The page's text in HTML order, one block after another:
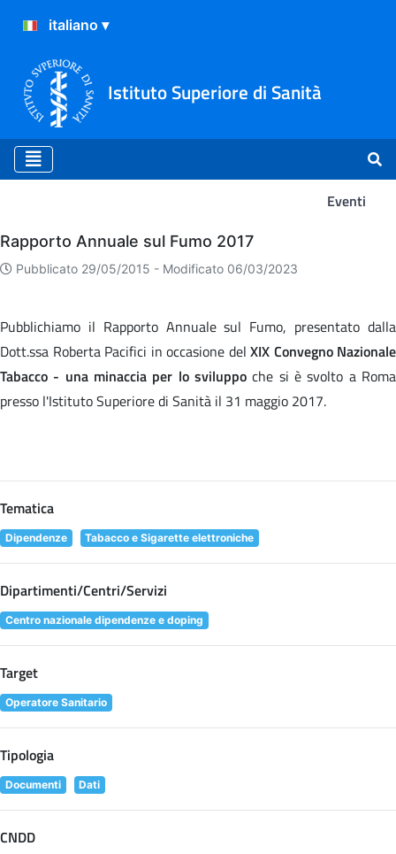
Istituto Superiore di Sanità
Eventi
Eventi
Rapporto Annuale sul Fumo 2017
Pubblicato 29/05/2015 - Modificato 06/03/2023
Pubblichiamo il Rapporto Annuale sul Fumo, presentato dalla
Dott.ssa Roberta Pacifici in occasione del XIX Convegno Nazionale
Tabacco - una minaccia per lo sviluppo che si è svolto a Roma
presso l'Istituto Superiore di Sanità il 31 maggio 2017.
Tematica
Dipendenze Tabacco e Sigarette elettroniche
Dipartimenti/Centri/Servizi
Centro nazionale dipendenze e doping
Target
Operatore Sanitario
Tipologia
Documenti Dati
CNDD